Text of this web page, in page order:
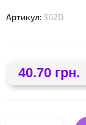
Артикул: 302D
40.70 грн.